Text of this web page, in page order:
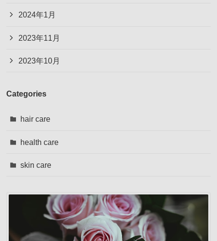
2024年1月
2023年11月
2023年10月
Categories
hair care
health care
skin care